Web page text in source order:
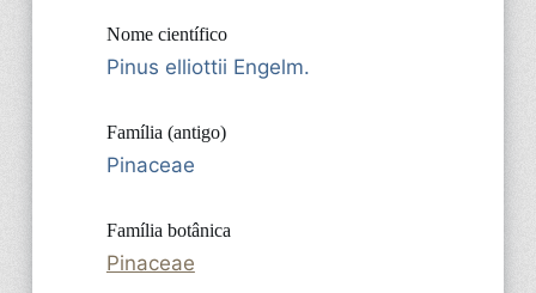
Nome científico
Pinus elliottii Engelm.
Família (antigo)
Pinaceae
Família botânica
Pinaceae